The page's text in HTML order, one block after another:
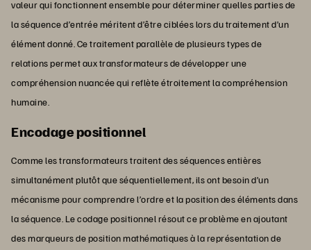
valeur qui fonctionnent ensemble pour déterminer quelles parties de
la séquence d’entrée méritent d’être ciblées lors du traitement d’un
élément donné. Ce traitement parallèle de plusieurs types de
relations permet aux transformateurs de développer une
compréhension nuancée qui reflète étroitement la compréhension
humaine.
Encodage positionnel
Comme les transformateurs traitent des séquences entières
simultanément plutôt que séquentiellement, ils ont besoin d’un
mécanisme pour comprendre l’ordre et la position des éléments dans
la séquence. Le codage positionnel résout ce problème en ajoutant
des marqueurs de position mathématiques à la représentation de